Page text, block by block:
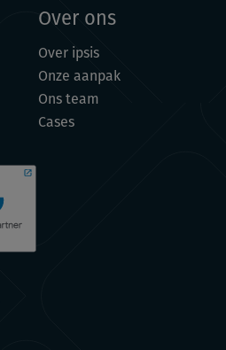
Over ons
Over ipsis
Onze aanpak
Ons team
Cases